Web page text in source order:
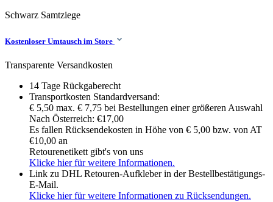
Schwarz Samtziege
Kostenloser Umtausch im Store
Transparente Versandkosten
14 Tage Rückgaberecht
Transportkosten Standardversand:
€ 5,50 max. € 7,75 bei Bestellungen einer größeren Auswahl
Nach Österreich: €17,00
Es fallen Rücksendekosten in Höhe von € 5,00 bzw. von AT
€10,00 an
Retourenetikett gibt's von uns
Klicke hier für weitere Informationen.
Link zu DHL Retouren-Aufkleber in der Bestellbestätigungs-
E-Mail.
Klicke hier für weitere Informationen zu Rücksendungen.